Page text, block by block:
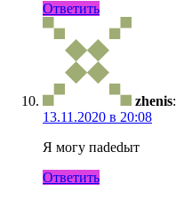
Ответить
zhenis:
13.11.2020 в 20:08
Я могу паdеdыт
Ответить